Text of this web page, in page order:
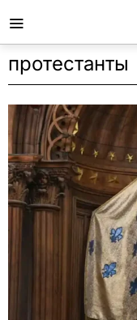
протестанты